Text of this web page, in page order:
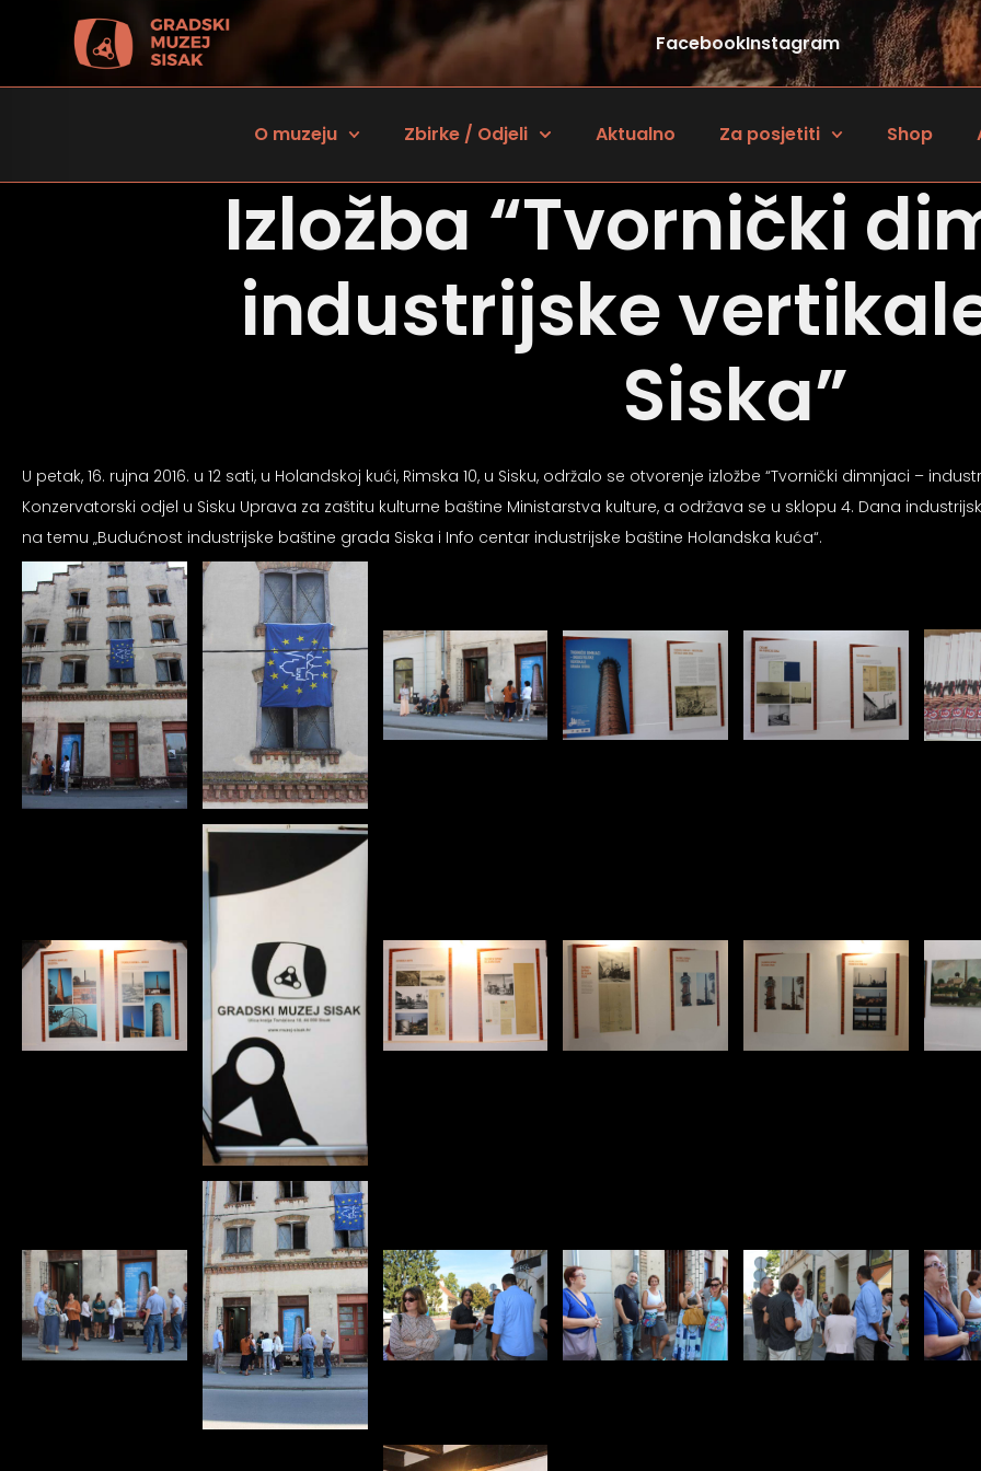
FacebookInstagram
O muzeju Zbirke / Odjeli Aktualno Za posjetiti Shop
Izložba “Tvornički
industrijske
Siska”
U petak, 16. rujna 2016. u 12 sati, u Holandskoj kući, Rimska 10, u Sisku, održalo se otvorenje izložbe “Tvornički dimnjaci –
Konzervatorski odjel u Sisku Uprava za zaštitu kulturne baštine Ministarstva kulture, a održava se u sklopu 4. Dana
na temu „Budućnost industrijske baštine grada Siska i Info centar industrijske baštine Holandska kuća“.
profil za epilepsiju
prijateljski režim
za slijepe
režim za epilepsiju